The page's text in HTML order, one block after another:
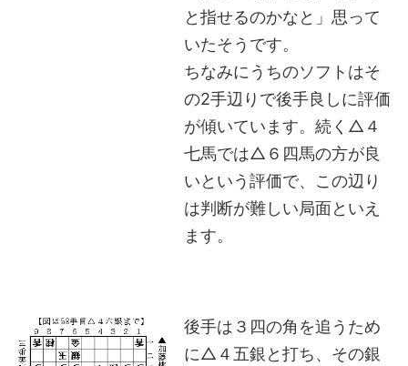
と指せるのかなと」思って
いたそうです。
ちなみにうちのソフトはそ
の2手辺りで後手良しに評価
が傾いています。続く△４
七馬では△６四馬の方が良
いという評価で、この辺り
は判断が難しい局面といえ
ます。
後手は３四の角を追うため
に△４五銀と打ち、その銀